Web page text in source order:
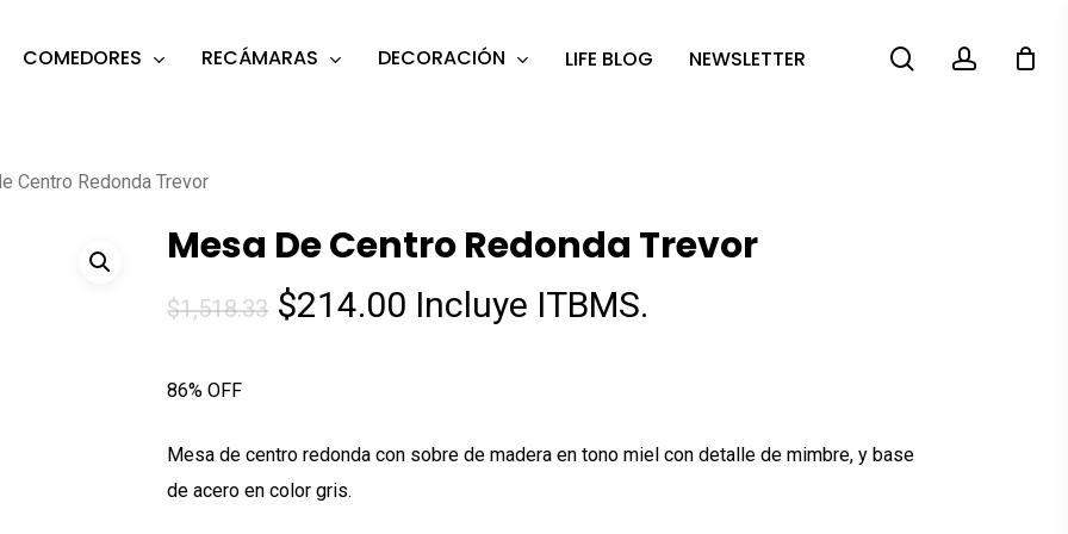
COMEDORES RECÁMARAS DECORACIÓN LIFE BLOG NEWSLETTER searchaccount
Centro Redonda Trevor
Mesa De Centro Redonda Trevor
$1,518.33 El
$1,518.33.
$214.00 El
$214.00.
Incluye ITBMS.
86% OFF
Mesa de centro redonda con sobre de madera en tono miel con detalle de mimbre, y base
de acero en color gris.